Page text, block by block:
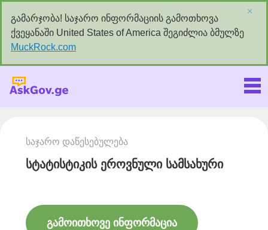
გამარჯობა! საჯარო ინფორმაციის გამოთხოვა
ქვეყანაში United States of America შეგიძლია ბმულზე
MuckRock.com
×
საჯარო დაწესებულება
სტატისტიკის ეროვნული სამსახური
გამოითხოვე ინფორმაცია